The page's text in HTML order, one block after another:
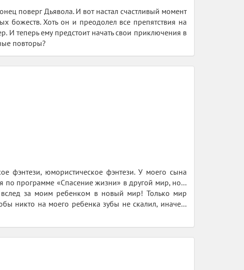
поверг Дьявола. И вот настал счастливый момент
божеств. Хоть он и преодолел все препятствия на
И теперь ему предстоит начать свои приключения в
повторы?
фэнтези, юмористическое фэнтези. У моего сына
по программе «Спасение жизни» в другой мир, но…
вслед за моим ребенком в новый мир! Только мир
никто на моего ребенка зубы не скалил, иначе…